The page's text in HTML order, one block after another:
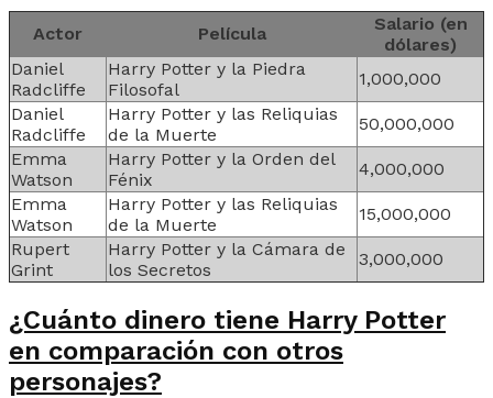
Actor Película
Salario (en
dólares)
Daniel
Radcliffe
Harry Potter y la Piedra
Filosofal
1,000,000
Daniel
Radcliffe
Harry Potter y las Reliquias
de la Muerte
50,000,000
Emma
Watson
Harry Potter y la Orden del
Fénix
4,000,000
Emma
Watson
Harry Potter y las Reliquias
de la Muerte
15,000,000
Rupert
Grint
Harry Potter y la Cámara de
los Secretos
3,000,000
¿Cuánto dinero tiene Harry Potter
en comparación con otros
personajes?